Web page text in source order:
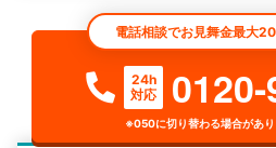
電話相談でお見舞金最大
24h
対応
※050に切り替わる場合があり